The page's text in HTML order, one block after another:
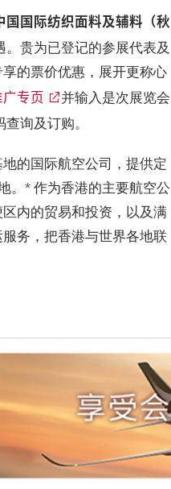
国国际纺织面料及辅料（秋
贵为已登记的参展代表及
的票价优惠，展开更称心
专页
并输入是次展览会
查询及订购。
的国际航空公司，提供定
。* 作为香港的主要航空公
内的贸易和投资，以及满
务，把香港与世界各地联